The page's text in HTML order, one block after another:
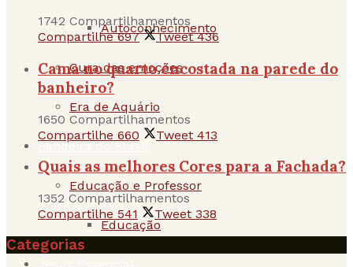
Autoconhecimento
Cura das emoções
Era de Aquário
Bandeira do Brasil
Educação e Professor
Educação
1742 Compartilhamentos
Compartilhe 697 Tweet 436
Cama no quarto encostada na parede do
banheiro?
1650 Compartilhamentos
Compartilhe 660 Tweet 413
Quais as melhores Cores para a Fachada?
1352 Compartilhamentos
Compartilhe 541 Tweet 338
Categorias